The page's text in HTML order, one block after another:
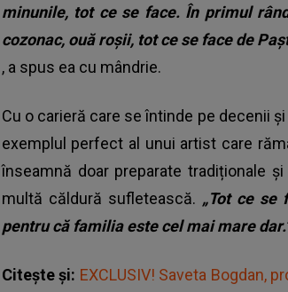
minunile, tot ce se face. În primul
cozonac, ouă roșii, tot ce se face de
, a spus ea cu mândrie.
Cu o carieră care se întinde pe decenii
exemplul perfect al unui artist care
înseamnă doar preparate tradiționale
multă căldură sufletească. „Tot ce se
pentru că familia este cel mai mare
Citește și: EXCLUSIV! Saveta Bogdan,